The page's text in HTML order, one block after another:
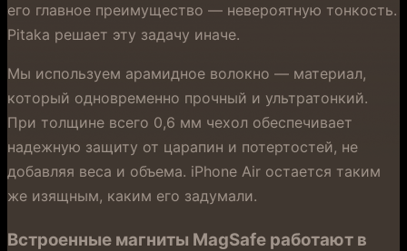
его главное преимущество — невероятную тонкость.
Pitaka решает эту задачу иначе.
Мы используем арамидное волокно — материал,
который одновременно прочный и ультратонкий.
При толщине всего 0,6 мм чехол обеспечивает
надежную защиту от царапин и потертостей, не
добавляя веса и объема. iPhone Air остается таким
же изящным, каким его задумали.
Встроенные магниты MagSafe работают в